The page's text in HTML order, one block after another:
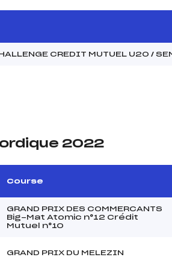
CREDIT MUTUEL U20 /
2022
Course
GRAND PRIX DES COMMERCANTS
Big-Mat Atomic n°12 Crédit
Mutuel n°10
GRAND PRIX DU MELEZIN